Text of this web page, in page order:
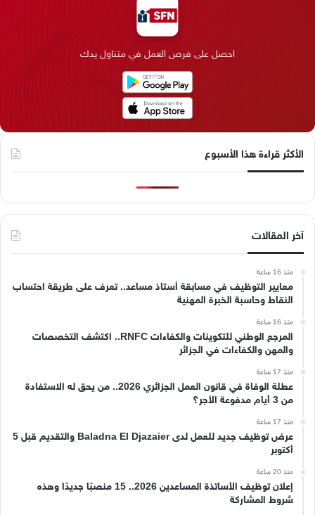
د
ن
ق
ر
ا
م
احصل على فرص العمل في متناول يدك
الأكثر قراءة هذا الأسبوع
آخر المقالات
منذ 16 ساعة
معايير التوظيف في مسابقة أستاذ مساعد.. تعرف على طريقة احتساب
النقاط وحاسبة الخبرة المهنية
منذ 16 ساعة
المرجع الوطني للتكوينات والكفاءات RNFC.. اكتشف التخصصات
والمهن والكفاءات في الجزائر
منذ 17 ساعة
عطلة الوفاة في قانون العمل الجزائري 2026.. من يحق له الاستفادة
من 3 أيام مدفوعة الأجر؟
منذ 17 ساعة
عرض توظيف جديد للعمل لدى Baladna El Djazaier والتقديم قبل 5
أكتوبر
منذ 20 ساعة
إعلان توظيف الأساتذة المساعدين 2026.. 15 منصبًا جديدًا وهذه
شروط المشاركة